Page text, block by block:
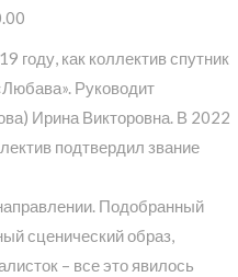
году, как коллектив спутник
Руководит
Ирина Викторовна. В 2022
подтвердил звание
Подобранный
сценический образ,
– все это явилось